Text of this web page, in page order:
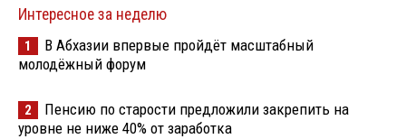
Интересное за неделю
1
В Абхазии впервые пройдёт масштабный
молодёжный форум
2
Пенсию по старости предложили закрепить на
уровне не ниже 40% от заработка